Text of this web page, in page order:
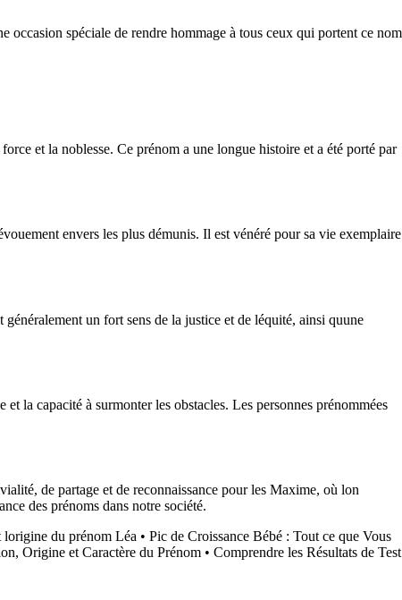
occasion spéciale de rendre hommage à tous ceux qui portent ce nom
et la noblesse. Ce prénom a une longue histoire et a été porté par
envers les plus démunis. Il est vénéré pour sa vie exemplaire
un fort sens de la justice et de léquité, ainsi quune
la capacité à surmonter les obstacles. Les personnes prénommées
de partage et de reconnaissance pour les Maxime, où lon
des prénoms dans notre société.
du prénom Léa • Pic de Croissance Bébé : Tout ce que Vous
Origine et Caractère du Prénom • Comprendre les Résultats de Test